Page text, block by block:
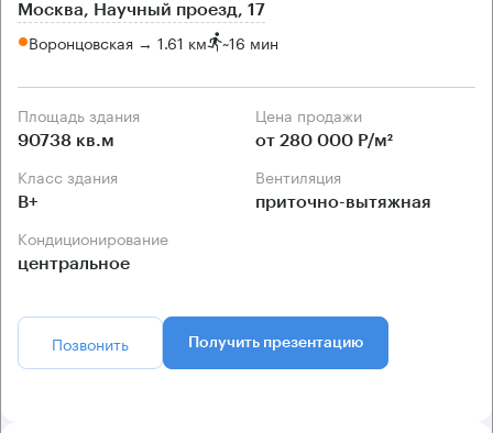
Москва, Научный проезд, 17
Воронцовская → 1.61 км ~16 мин
Площадь здания
90738 кв.м
Цена продажи
от 280 000 Р/м²
Класс здания
B+
Вентиляция
приточно-вытяжная
Кондиционирование
центральное
Позвонить Получить презентацию